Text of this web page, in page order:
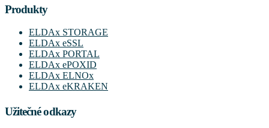
Produkty
ELDAx STORAGE
ELDAx eSSL
ELDAx PORTAL
ELDAx ePOXID
ELDAx ELNOx
ELDAx eKRAKEN
Užitečné odkazy